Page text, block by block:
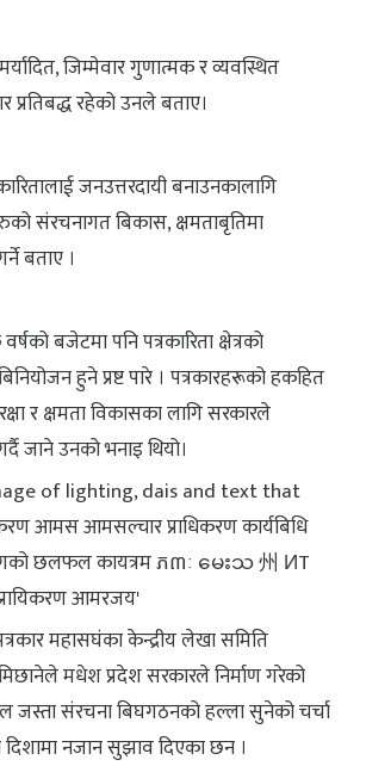
जिम्मेवार गुणात्मक र व्यवस्थित
प्रतिबद्ध रहेको उनले बताए।
जनउत्तरदायी बनाउनकालागि
संरचनागत बिकास, क्षमताबृतिमा
बताए ।
बजेटमा पनि पत्रकारिता क्षेत्रको
हुने प्रष्ट पारे । पत्रकारहरूको हकहित
र क्षमता विकासका लागि सरकारले
जाने उनको भनाइ थियो।
महासघंका केन्द्रीय लेखा समिति
मधेश प्रदेश सरकारले निर्माण गरेको
जस्ता संरचना बिघगठनको हल्ला सुनेको चर्चा
दिशामा नजान सुझाव दिएका छन ।